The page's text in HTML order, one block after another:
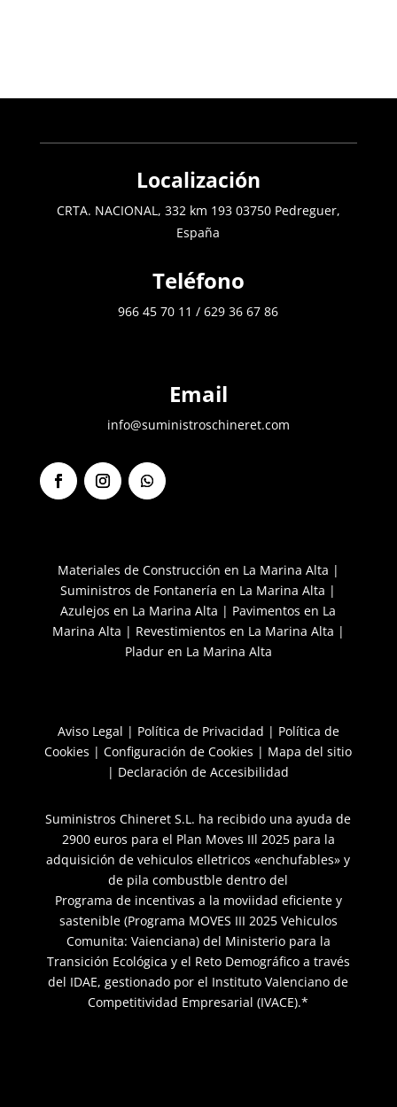
Localización
CRTA. NACIONAL, 332 km 193 03750 Pedreguer,
España
Teléfono
966 45 70 11 / 629 36 67 86
Email
info@suministroschineret.com
FacebookInstagramSeguir
Materiales de Construcción en La Marina Alta |
Suministros de Fontanería en La Marina Alta |
Azulejos en La Marina Alta | Pavimentos en La
Marina Alta | Revestimientos en La Marina Alta |
Pladur en La Marina Alta
Aviso Legal | Política de Privacidad | Política de
Cookies |Configuración de Cookies | Mapa del sitio
| Declaración de Accesibilidad
Suministros Chineret S.L. ha recibido una ayuda de
2900 euros para el Plan Moves IIl 2025 para la
adquisición de vehiculos elletricos «enchufables» y
de pila combustble dentro del
Programa de incentivas a la moviidad eficiente y
sastenible (Programa MOVES III 2025 Vehiculos
Comunita: Vaienciana) del Ministerio para la
Transición Ecológica y el Reto Demográfico a través
del IDAE, gestionado por el Instituto Valenciano de
Competitividad Empresarial (IVACE).*